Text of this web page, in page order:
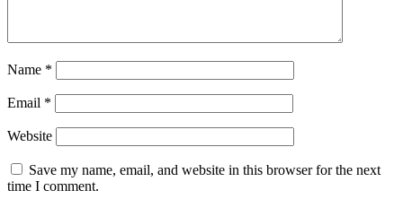
Name *
Email *
Website
Save my name, email, and website in this browser for the next
time I comment.